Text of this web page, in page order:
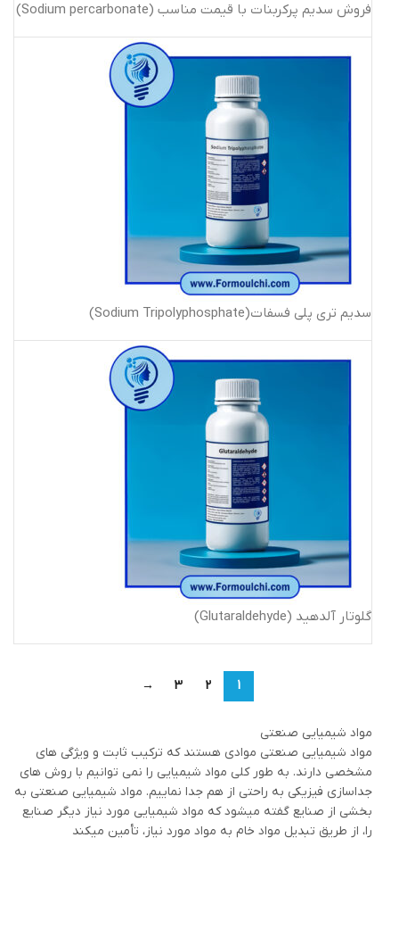
فروش سدیم پرکربنات با قیمت مناسب (Sodium percarbonate)
سدیم تری پلی فسفات(Sodium Tripolyphosphate)
گلوتار آلدهید (Glutaraldehyde)
1
2
3
→
مواد شیمیایی صنعتی
مواد شیمیایی صنعتی موادی هستند که ترکیب ثابت و ویژگی های
مشخصی دارند. به طور کلی مواد شیمیایی را نمی توانیم با روش های
جداسازی فیزیکی به راحتی از هم جدا نماییم. مواد شیمیایی صنعتی به
بخشی از صنایع گفته میشود که مواد شیمیایی مورد نیاز دیگر صنایع
را، از طریق تبدیل مواد خام به مواد مورد نیاز، تأمین میکند